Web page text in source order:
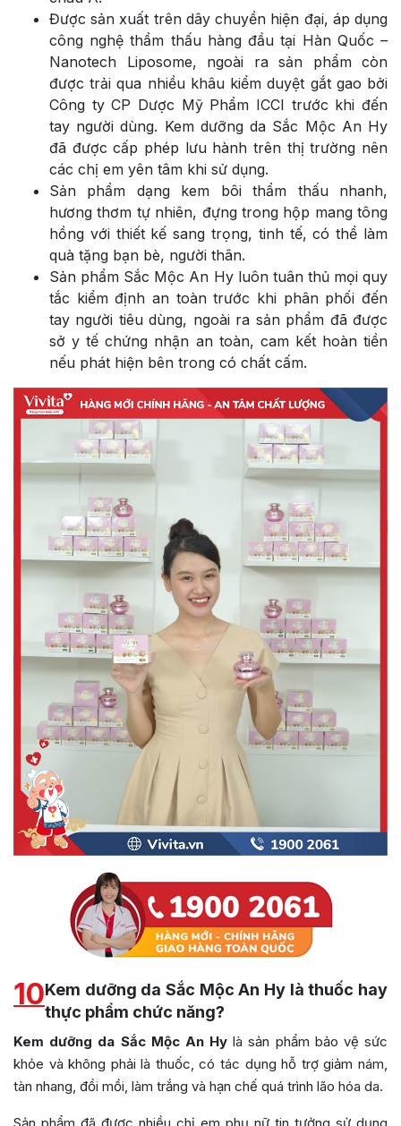
Được sản xuất trên dây chuyền hiện đại, áp dụng
công nghệ thẩm thấu hàng đầu tại Hàn Quốc –
Nanotech Liposome, ngoài ra sản phẩm còn
được trải qua nhiều khâu kiểm duyệt gắt gao bởi
Công ty CP Dược Mỹ Phẩm ICCI trước khi đến
tay người dùng. Kem dưỡng da Sắc Mộc An Hy
đã được cấp phép lưu hành trên thị trường nên
các chị em yên tâm khi sử dụng.
Sản phẩm dạng kem bôi thẩm thấu nhanh,
hương thơm tự nhiên, đựng trong hộp mang tông
hồng với thiết kế sang trọng, tinh tế, có thể làm
quà tặng bạn bè, người thân.
Sản phẩm Sắc Mộc An Hy luôn tuân thủ mọi quy
tắc kiểm định an toàn trước khi phân phối đến
tay người tiêu dùng, ngoài ra sản phẩm đã được
sở y tế chứng nhận an toàn, cam kết hoàn tiền
nếu phát hiện bên trong có chất cấm.
10Kem dưỡng da Sắc Mộc An Hy là thuốc hay
thực phẩm chức năng?
Kem dưỡng da Sắc Mộc An Hy là sản phẩm bảo vệ sức
khỏe và không phải là thuốc, có tác dụng hỗ trợ giảm nám,
tàn nhang, đồi mồi, làm trắng và hạn chế quá trình lão hóa da.